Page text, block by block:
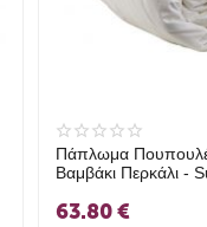
Πάπλωμα
Βαμβάκι Περκάλι -
63.80€